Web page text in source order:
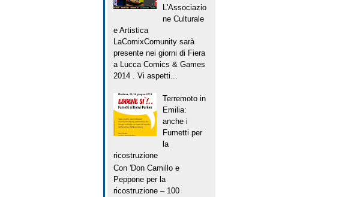
L'Associazio
ne Culturale
e Artistica
LaComixComunity sarà
presente nei giorni di Fiera
a Lucca Comics & Games
2014 . Vi aspetti...
Terremoto in
Emilia:
anche i
Fumetti per
la
ricostruzione
Con 'Don Camillo e
Peppone per la
ricostruzione – 100